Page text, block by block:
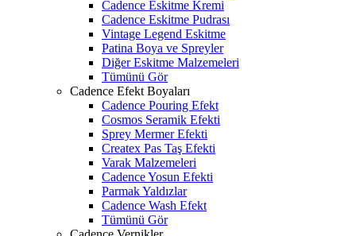
Cadence Eskitme Kremi
Cadence Eskitme Pudrası
Vintage Legend Eskitme
Patina Boya ve Spreyler
Diğer Eskitme Malzemeleri
Tümünü Gör
Cadence Efekt Boyaları
Cadence Pouring Efekt
Cosmos Seramik Efekti
Sprey Mermer Efekti
Createx Pas Taş Efekti
Varak Malzemeleri
Cadence Yosun Efekti
Parmak Yaldızlar
Cadence Wash Efekt
Tümünü Gör